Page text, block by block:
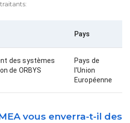
Pays
des systèmes
de ORBYS
Pays de
l'Union
Européenne
vous enverra-t-il des